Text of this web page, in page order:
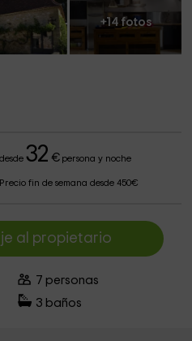
+14 fotos
desde32 €persona y noche
Precio fin de semana desde 450€
al propietario
7 personas
3 baños